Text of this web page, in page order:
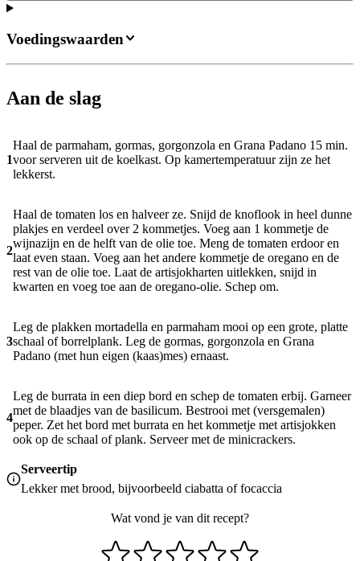
Aan de slag
1
Haal de parmaham, gormas, gorgonzola en Grana Padano 15 min.
voor serveren uit de koelkast. Op kamertemperatuur zijn ze het
lekkerst.
2
Haal de tomaten los en halveer ze. Snijd de knoflook in heel dunne
plakjes en verdeel over 2 kommetjes. Voeg aan 1 kommetje de
wijnazijn en de helft van de olie toe. Meng de tomaten erdoor en
laat even staan. Voeg aan het andere kommetje de oregano en de
rest van de olie toe. Laat de artisjokharten uitlekken, snijd in
kwarten en voeg toe aan de oregano-olie. Schep om.
3
Leg de plakken mortadella en parmaham mooi op een grote, platte
schaal of borrelplank. Leg de gormas, gorgonzola en Grana
Padano (met hun eigen (kaas)mes) ernaast.
4
Leg de burrata in een diep bord en schep de tomaten erbij. Garneer
met de blaadjes van de basilicum. Bestrooi met (versgemalen)
peper. Zet het bord met burrata en het kommetje met artisjokken
ook op de schaal of plank. Serveer met de minicrackers.
Serveertip
Lekker met brood, bijvoorbeeld ciabatta of focaccia
Wat vond je van dit recept?
Voedingswaarden